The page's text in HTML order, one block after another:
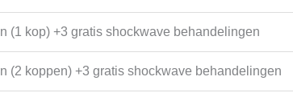
(1 kop) +3 gratis shockwave behandelingen
(2 koppen) +3 gratis shockwave behandelingen